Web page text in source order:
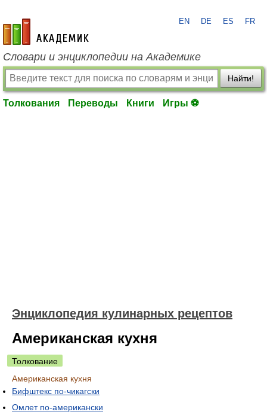
academic.ru
EN DE ES FR
Словари и энциклопедии на Академике
Найти!
Толкования Переводы Книги Игры ⚽
Энциклопедия кулинарных рецептов
Американская кухня
Толкование
Американская кухня
Бифштекс по-чикагски
Омлет по-американски